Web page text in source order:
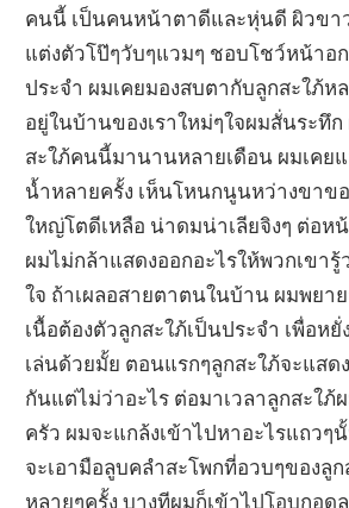
คนนี้ เป็นคนหน้าตาดีและหุ่นดี ผิวขา
แต่งตัวโป๊ๆวับๆแวมๆ ชอบโชว์หน้าอ
ประจำ ผมเคยมองสบตากับลูกสะใภ้ห
อยู่ในบ้านของเราใหม่ๆใจผมสั่นระทึ
สะใภ้คนนี้มานานหลายเดือน ผมเคย
น้ำหลายครั้ง เห็นโหนกนูนหว่างขาข
ใหญ่โตดีเหลือ น่าดมน่าเลียจิงๆ ต่อห
ผมไม่กล้าแสดงออกอะไรให้พวกเขา
ใจ ถ้าเผลอสายตาตนในบ้าน ผมพยา
เนื้อต้องตัวลูกสะใภ้เป็นประจำ เพื่อหยั่
เล่นด้วยมั้ย ตอนแรกๆลูกสะใภ้จะแสด
กันแต่ไม่ว่าอะไร ต่อมาเวลาลูกสะใภ้
ครัว ผมจะแกล้งเข้าไปหาอะไรแถวๆ
จะเอามือลูบคลำสะโพกที่อวบๆของลู
หลายๆครั้ง บางทีผมก็เข้าไปโอบกอด